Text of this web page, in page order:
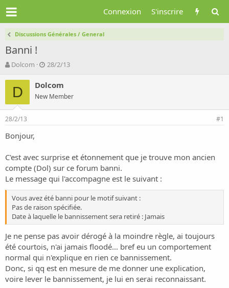
Connexion S'inscrire
Discussions Générales / General
Banni !
A
t
r
d
l
d
i
c
u
s
s
i
n
Dolcom
D
t
d
e
t
28/2/13
D Dolcom
New Member
28/2/13 #1
Bonjour,
C'est avec surprise et étonnement que je trouve mon ancien
compte (Dol) sur ce forum banni.
Le message qui l'accompagne est le suivant :
Vous avez été banni pour le motif suivant :
Pas de raison spécifiée.
Date à laquelle le bannissement sera retiré : Jamais
Je ne pense pas avoir dérogé à la moindre règle, ai toujours
été courtois, n'ai jamais floodé... bref eu un comportement
normal qui n'explique en rien ce bannissement.
Donc, si qq est en mesure de me donner une explication,
voire lever le bannissement, je lui en serai reconnaissant.